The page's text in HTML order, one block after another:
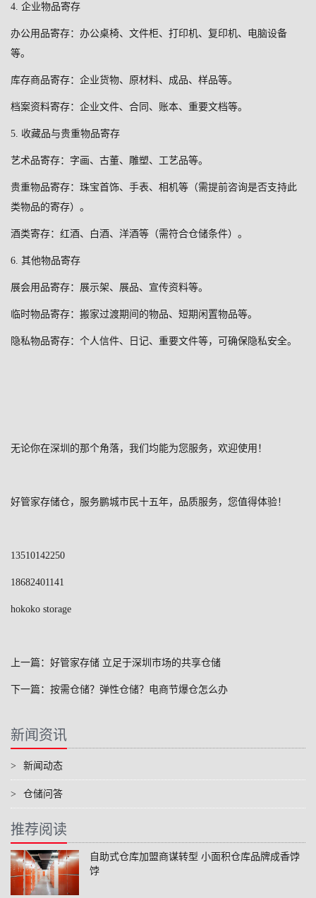
4. 企业物品寄存
办公用品寄存：办公桌椅、文件柜、打印机、复印机、电脑设备
等。
库存商品寄存：企业货物、原材料、成品、样品等。
档案资料寄存：企业文件、合同、账本、重要文档等。
5. 收藏品与贵重物品寄存
艺术品寄存：字画、古董、雕塑、工艺品等。
贵重物品寄存：珠宝首饰、手表、相机等（需提前咨询是否支持此
类物品的寄存）。
酒类寄存：红酒、白酒、洋酒等（需符合仓储条件）。
6. 其他物品寄存
展会用品寄存：展示架、展品、宣传资料等。
临时物品寄存：搬家过渡期间的物品、短期闲置物品等。
隐私物品寄存：个人信件、日记、重要文件等，可确保隐私安全。
无论你在深圳的那个角落，我们均能为您服务，欢迎使用！
好管家存储仓，服务鹏城市民十五年，品质服务，您值得体验！
13510142250
18682401141
hokoko storage
上一篇：好管家存储 立足于深圳市场的共享仓储
下一篇：按需仓储？弹性仓储？电商节爆仓怎么办
新闻资讯
> 新闻动态
> 仓储问答
推荐阅读
自助式仓库加盟商谋转型 小面积仓库品牌成香饽
饽